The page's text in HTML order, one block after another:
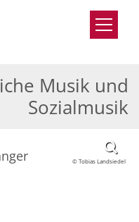
Musik und
Sozialmusik
© Tobias Landsiedel